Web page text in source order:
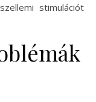
stimulációt